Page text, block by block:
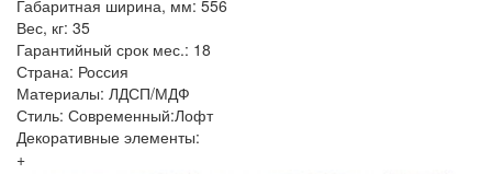
Габаритная ширина, мм: 556
Вес, кг: 35
Гарантийный срок мес.: 18
Страна: Россия
Материалы: ЛДСП/МДФ
Стиль: Современный:Лофт
Декоративные элементы:
+